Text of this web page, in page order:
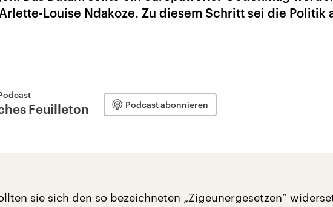
Louise Ndakoze. Zu diesem Schritt sei die Politik
Feuilleton Podcast abonnieren
sie sich den so bezeichneten „Zigeunergesetzen“